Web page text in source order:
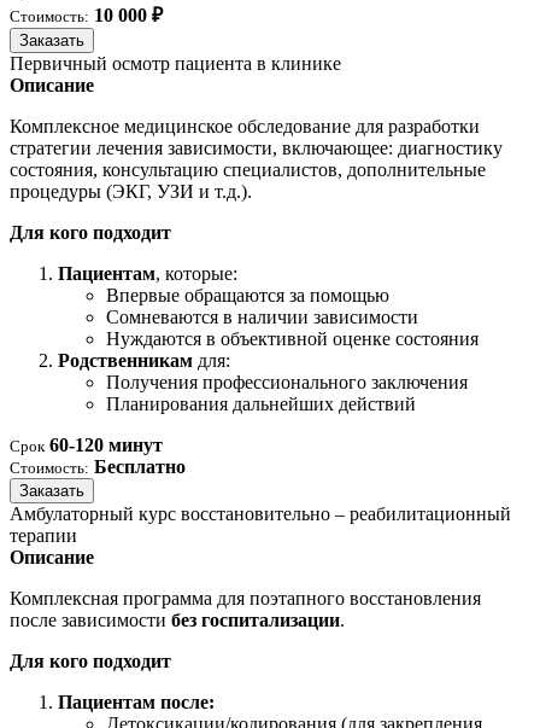
Стоимость: 10 000 ₽
Заказать
Первичный осмотр пациента в клинике
Описание
Комплексное медицинское обследование для разработки
стратегии лечения зависимости, включающее: диагностику
состояния, консультацию специалистов, дополнительные
процедуры (ЭКГ, УЗИ и т.д.).
Для кого подходит
Пациентам, которые:
Впервые обращаются за помощью
Сомневаются в наличии зависимости
Нуждаются в объективной оценке состояния
Родственникам для:
Получения профессионального заключения
Планирования дальнейших действий
Срок 60-120 минут
Стоимость: Бесплатно
Заказать
Амбулаторный курс восстановительно – реабилитационный
терапии
Описание
Комплексная программа для поэтапного восстановления
после зависимости без госпитализации.
Для кого подходит
Пациентам после: